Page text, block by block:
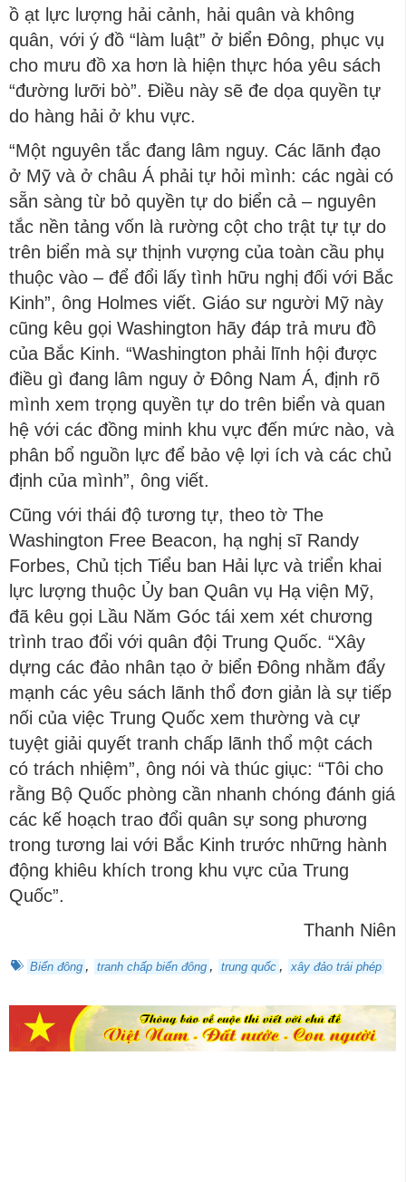
ồ ạt lực lượng hải cảnh, hải quân và không
quân, với ý đồ “làm luật” ở biển Đông, phục vụ
cho mưu đồ xa hơn là hiện thực hóa yêu sách
“đường lưỡi bò”. Điều này sẽ đe dọa quyền tự
do hàng hải ở khu vực.
“Một nguyên tắc đang lâm nguy. Các lãnh đạo
ở Mỹ và ở châu Á phải tự hỏi mình: các ngài có
sẵn sàng từ bỏ quyền tự do biển cả – nguyên
tắc nền tảng vốn là rường cột cho trật tự tự do
trên biển mà sự thịnh vượng của toàn cầu phụ
thuộc vào – để đổi lấy tình hữu nghị đối với Bắc
Kinh”, ông Holmes viết. Giáo sư người Mỹ này
cũng kêu gọi Washington hãy đáp trả mưu đồ
của Bắc Kinh. “Washington phải lĩnh hội được
điều gì đang lâm nguy ở Đông Nam Á, định rõ
mình xem trọng quyền tự do trên biển và quan
hệ với các đồng minh khu vực đến mức nào, và
phân bổ nguồn lực để bảo vệ lợi ích và các chủ
định của mình”, ông viết.
Cũng với thái độ tương tự, theo tờ The
Washington Free Beacon, hạ nghị sĩ Randy
Forbes, Chủ tịch Tiểu ban Hải lực và triển khai
lực lượng thuộc Ủy ban Quân vụ Hạ viện Mỹ,
đã kêu gọi Lầu Năm Góc tái xem xét chương
trình trao đổi với quân đội Trung Quốc. “Xây
dựng các đảo nhân tạo ở biển Đông nhằm đẩy
mạnh các yêu sách lãnh thổ đơn giản là sự tiếp
nối của việc Trung Quốc xem thường và cự
tuyệt giải quyết tranh chấp lãnh thổ một cách
có trách nhiệm”, ông nói và thúc giục: “Tôi cho
rằng Bộ Quốc phòng cần nhanh chóng đánh giá
các kế hoạch trao đổi quân sự song phương
trong tương lai với Bắc Kinh trước những hành
động khiêu khích trong khu vực của Trung
Quốc”.
Thanh Niên
Biển đông , tranh chấp biển đông , trung quốc , xây đảo trái phép